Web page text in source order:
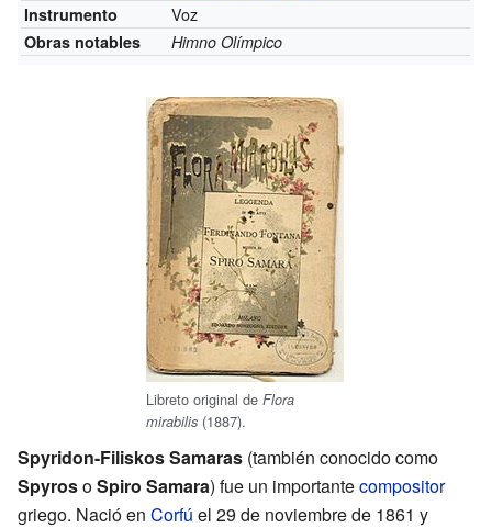
Instrumento Voz
Obras notables Himno Olímpico
Libreto original de Flora
mirabilis (1887).
Spyridon-Filiskos Samaras (también conocido como
SpyrosoSpiro Samara) fue un importantecompositor
griego. Nació en Corfú el 29 de noviembre de 1861 y